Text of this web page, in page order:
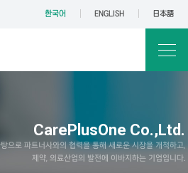
한국어 ENGLISH 日本語
CarePlusOne Co.,Ltd.
으로 파트너사와의 협력을 통해 새로운 시장을 개척하고,
제약, 의료산업의 발전에 이바지하는 기업입니다.